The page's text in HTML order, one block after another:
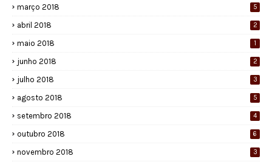
março 2018 5
abril 2018 2
maio 2018 1
junho 2018 2
julho 2018 3
agosto 2018 5
setembro 2018 4
outubro 2018 6
novembro 2018 3